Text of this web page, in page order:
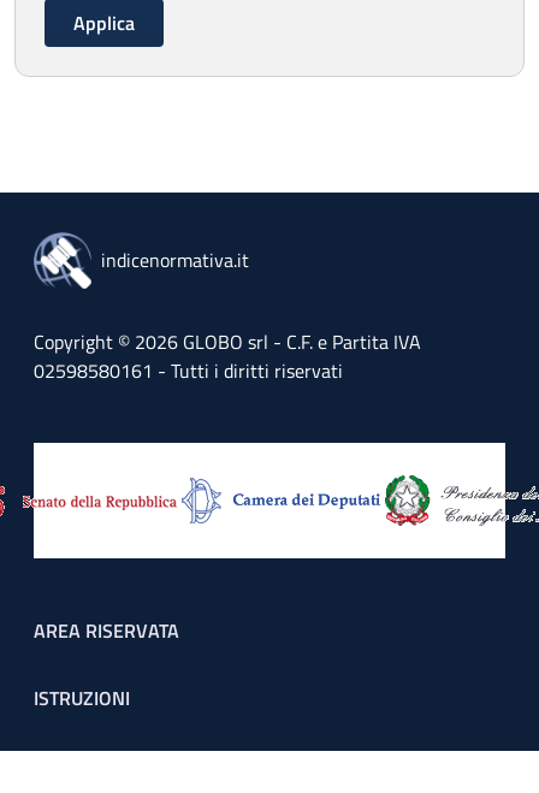
indicenormativa.it
Copyright © 2026 GLOBO srl - C.F. e Partita IVA
02598580161 - Tutti i diritti riservati
Footer menu
AREA RISERVATA
ISTRUZIONI